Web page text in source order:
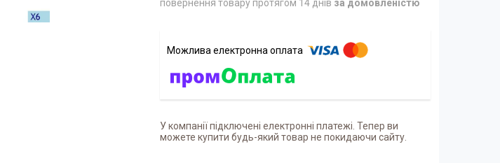
повернення товару протягом 14 днів за домовленістю
У компанії підключені електронні платежі. Тепер ви
можете купити будь-який товар не покидаючи сайту.